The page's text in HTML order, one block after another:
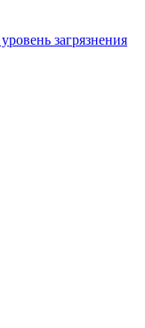
загрязнения